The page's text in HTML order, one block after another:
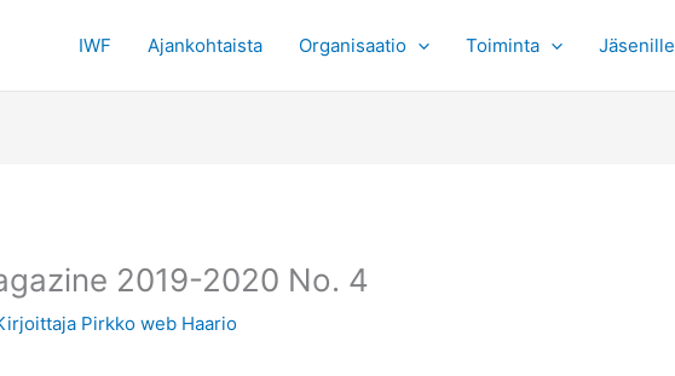
IWF Ajankohtaista Organisaatio Toiminta Jäsenille
2019-2020 No. 4
Pirkko web Haario